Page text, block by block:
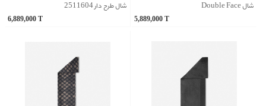
شال طرح دار 2511604
6,889,000
شال Double Face
5,889,000